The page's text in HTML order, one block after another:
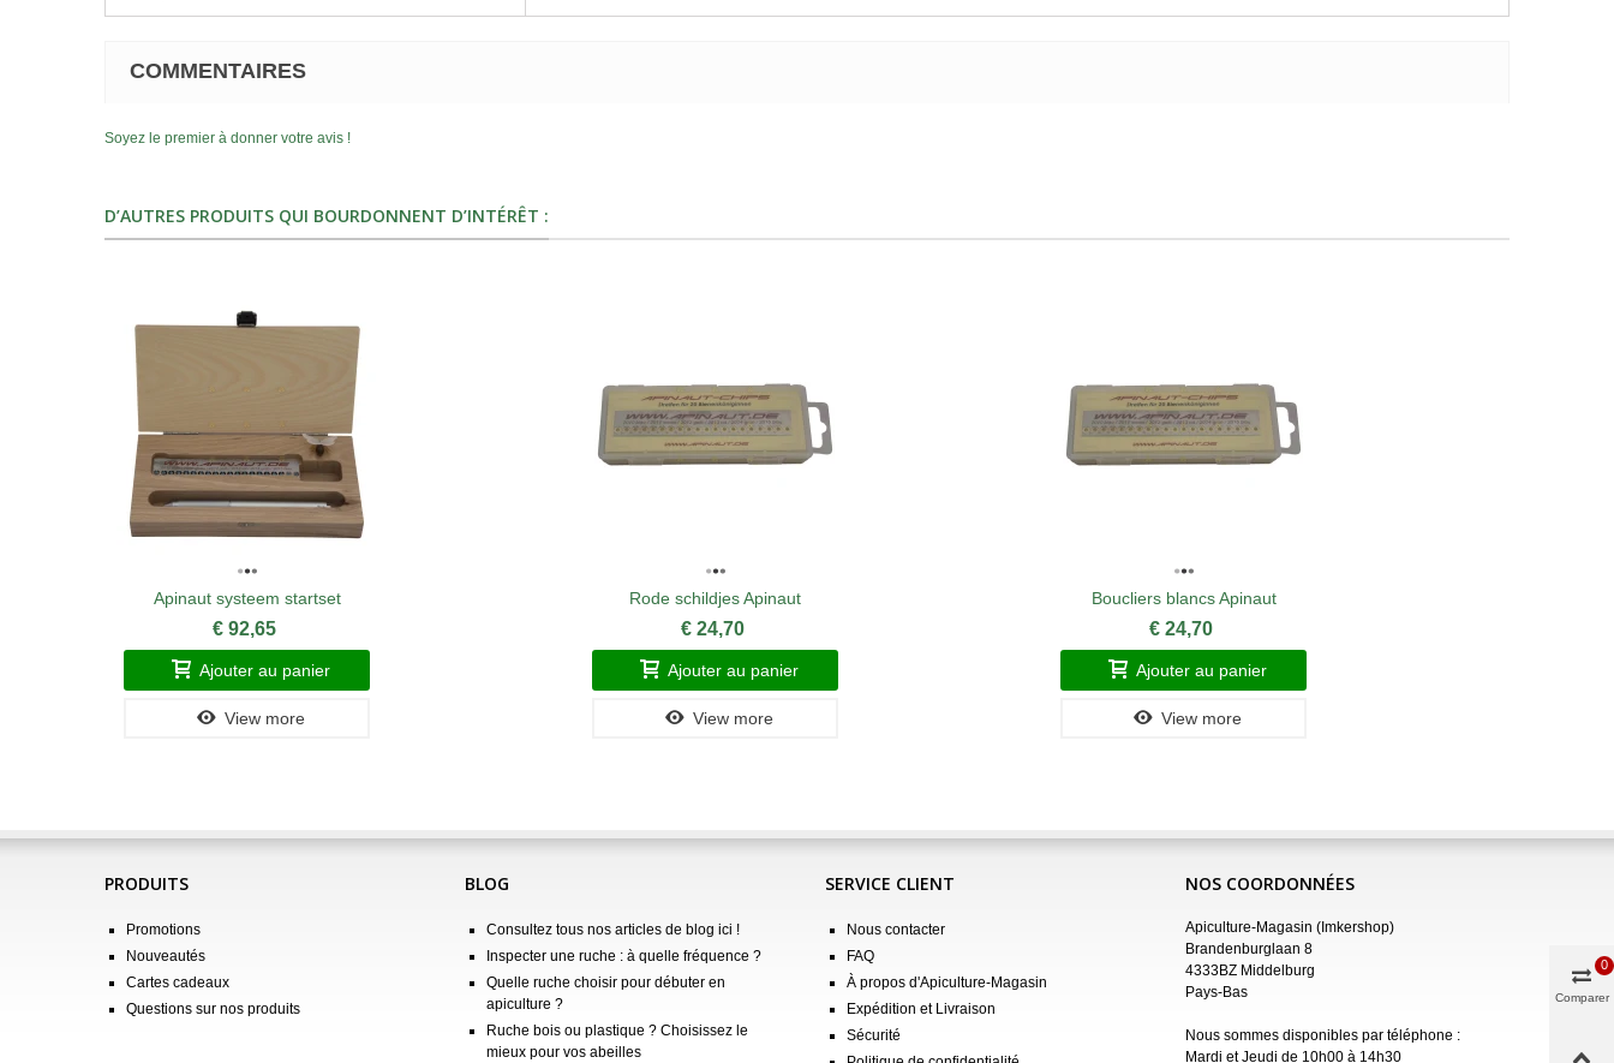
COMMENTAIRES
Soyez le premier à donner votre avis !
D’AUTRES PRODUITS QUI BOURDONNENT D’INTÉRÊT :
Apinaut systeem startset
€ 92,65
Ajouter au panier
View more
Rode schildjes Apinaut
€ 24,70
Ajouter au panier
View more
Boucliers blancs Apinaut
€ 24,70
Ajouter au panier
View more
PRODUITS
Promotions
Nouveautés
Cartes cadeaux
Questions sur nos produits
BLOG
Consultez tous nos articles de blog ici !
Inspecter une ruche : à quelle fréquence ?
Quelle ruche choisir pour débuter en
apiculture ?
Ruche bois ou plastique ? Choisissez le
mieux pour vos abeilles
SERVICE CLIENT
Nous contacter
FAQ
À propos d'Apiculture-Magasin
Expédition et Livraison
Sécurité
NOS COORDONNÉES
Apiculture-Magasin (Imkershop)
Brandenburglaan 8
4333BZ Middelburg
Pays-Bas
Nous sommes disponibles par téléphone :
Mardi et Jeudi de 10h00 à 14h30
Comparer
0